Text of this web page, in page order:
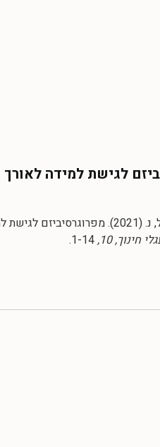
לגישת למידה
אלט, ד. ורייכל, נ. (2021).
חינוך, 10,